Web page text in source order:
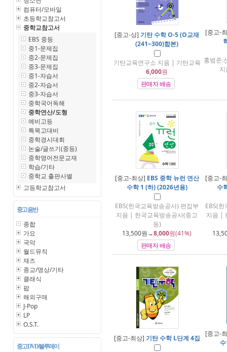
컴퓨터/모바일
초등학교참고서
중학교참고서
EBS 중등
중1-문제집
중2-문제집
중3-문제집
중1-자습서
중2-자습서
중3-자습서
중학국어독해
중학연산/도형
예비고등
특목고대비
중학경시대회
논술/글쓰기(중등)
중학영어전문교재
학습/기타
중학교 출판사별
고등학교참고서
중고 음반
종합
가요
국악
월드뮤직
재즈
종교/명상/기타
클래식
팝
해외구매
J-Pop
LP
O.S.T.
중고 DVD/블루레이
[중고-상]기탄 수학 O-5 (O교재
(241~300)합본)
기탄교육연구소 지음 | 기탄교육
6,000원
판매자 배송
[중고-
홍범준.
[중고-최상] EBS 중학 뉴런 연산
수학 1 (하) (2026년용)
EBS(한국교육방송공사) 편집부
지음 | 한국교육방송공사(중고
등)
13,500원→8,000원(41%)
판매자 배송
[중고-
수
EBS(
지음 |
[중고-최상] 기탄 수학 L단계 4집
[중고-